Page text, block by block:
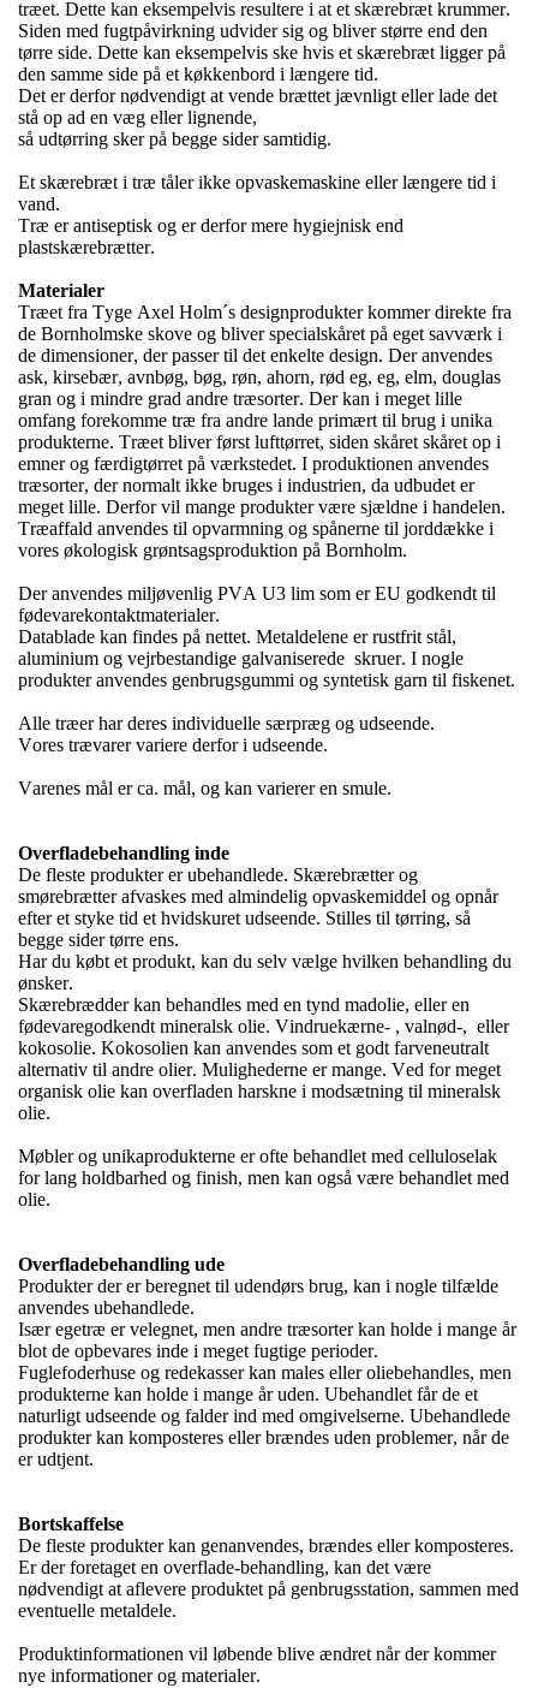
træet. Dette kan eksempelvis resultere i at et skærebræt krummer.
Siden med fugtpåvirkning udvider sig og bliver større end den
tørre side. Dette kan eksempelvis ske hvis et skærebræt ligger på
den samme side på et køkkenbord i længere tid.
Det er derfor nødvendigt at vende brættet jævnligt eller lade det
stå op ad en væg eller lignende,
så udtørring sker på begge sider samtidig.
Et skærebræt i træ tåler ikke opvaskemaskine eller længere tid i
vand.
Træ er antiseptisk og er derfor mere hygiejnisk end
plastskærebrætter.
Materialer
Træet fra Tyge Axel Holm´s designprodukter kommer direkte fra
de Bornholmske skove og bliver specialskåret på eget savværk i
de dimensioner, der passer til det enkelte design. Der anvendes
ask, kirsebær, avnbøg, bøg, røn, ahorn, rød eg, eg, elm, douglas
gran og i mindre grad andre træsorter. Der kan i meget lille
omfang forekomme træ fra andre lande primært til brug i unika
produkterne. Træet bliver først lufttørret, siden skåret skåret op i
emner og færdigtørret på værkstedet. I produktionen anvendes
træsorter, der normalt ikke bruges i industrien, da udbudet er
meget lille. Derfor vil mange produkter være sjældne i handelen.
Træaffald anvendes til opvarmning og spånerne til jorddække i
vores økologisk grøntsagsproduktion på Bornholm.
Der anvendes miljøvenlig PVA U3 lim som er EU godkendt til
fødevarekontaktmaterialer.
Datablade kan findes på nettet. Metaldelene er rustfrit stål,
aluminium og vejrbestandige galvaniserede skruer. I nogle
produkter anvendes genbrugsgummi og syntetisk garn til fiskenet.
Alle træer har deres individuelle særpræg og udseende.
Vores trævarer variere derfor i udseende.
Varenes mål er ca. mål, og kan varierer en smule.
Overfladebehandling inde
De fleste produkter er ubehandlede. Skærebrætter og
smørebrætter afvaskes med almindelig opvaskemiddel og opnår
efter et styke tid et hvidskuret udseende. Stilles til tørring, så
begge sider tørre ens.
Har du købt et produkt, kan du selv vælge hvilken behandling du
ønsker.
Skærebrædder kan behandles med en tynd madolie, eller en
fødevaregodkendt mineralsk olie. Vindruekærne- , valnød-, eller
kokosolie. Kokosolien kan anvendes som et godt farveneutralt
alternativ til andre olier. Mulighederne er mange. Ved for meget
organisk olie kan overfladen harskne i modsætning til mineralsk
olie.
Møbler og unikaprodukterne er ofte behandlet med celluloselak
for lang holdbarhed og finish, men kan også være behandlet med
olie.
Overfladebehandling ude
Produkter der er beregnet til udendørs brug, kan i nogle tilfælde
anvendes ubehandlede.
Især egetræ er velegnet, men andre træsorter kan holde i mange år
blot de opbevares inde i meget fugtige perioder.
Fuglefoderhuse og redekasser kan males eller oliebehandles, men
produkterne kan holde i mange år uden. Ubehandlet får de et
naturligt udseende og falder ind med omgivelserne. Ubehandlede
produkter kan komposteres eller brændes uden problemer, når de
er udtjent.
Bortskaffelse
De fleste produkter kan genanvendes, brændes eller komposteres.
Er der foretaget en overflade-behandling, kan det være
nødvendigt at aflevere produktet på genbrugsstation, sammen med
eventuelle metaldele.
Produktinformationen vil løbende blive ændret når der kommer
nye informationer og materialer.